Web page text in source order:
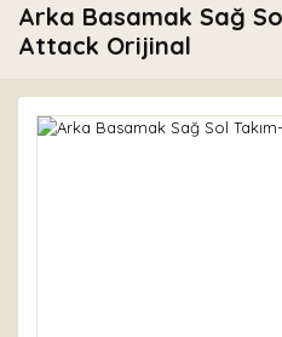
Arka Basamak Sağ
Attack Orijinal